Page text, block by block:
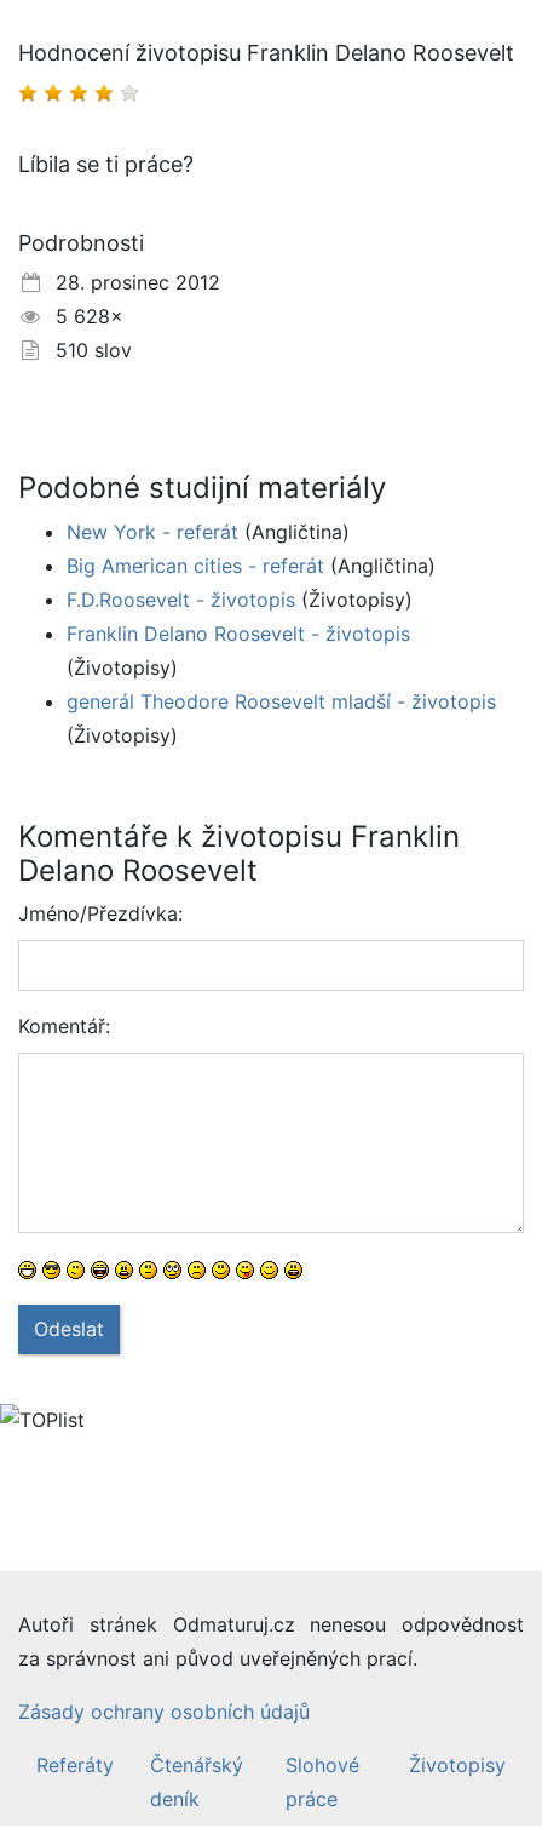
Hodnocení životopisu Franklin Delano Roosevelt
Líbila se ti práce?
Podrobnosti
28. prosinec 2012
5 628×
510 slov
Podobné studijní materiály
New York - referát (Angličtina)
Big American cities - referát (Angličtina)
F.D.Roosevelt - životopis (Životopisy)
Franklin Delano Roosevelt - životopis
(Životopisy)
generál Theodore Roosevelt mladší - životopis
(Životopisy)
Komentáře k životopisu Franklin
Delano Roosevelt
Jméno/Přezdívka:
Komentář:
Odeslat
Autoři stránek Odmaturuj.cz nenesou odpovědnost
za správnost ani původ uveřejněných prací.
Zásady ochrany osobních údajů
Referáty
Čtenářský
deník
Slohové
práce
Životopisy